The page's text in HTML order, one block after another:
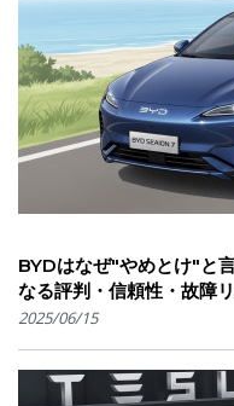
BYDはなぜ"やめとけ"と
なる評判・信頼性・故障
2025/06/15